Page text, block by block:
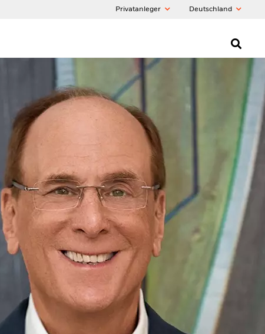
Privatanleger Deutschland